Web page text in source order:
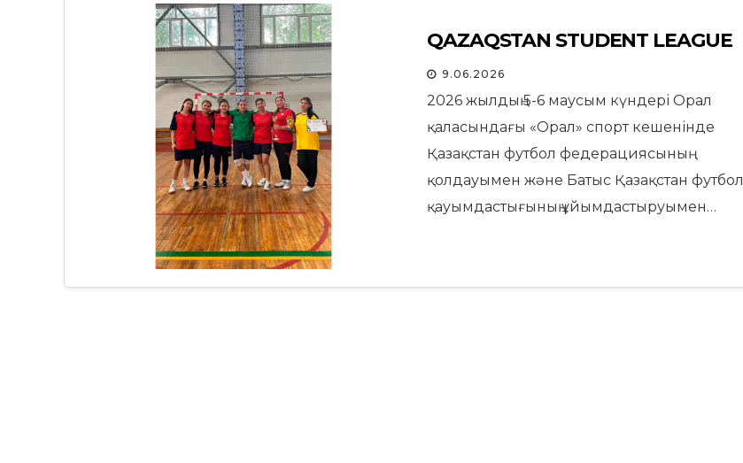
QAZAQSTAN STUDENT LEAGUE
9.06.2026
2026 жылдың 5-6 маусым күндері Орал
қаласындағы «Орал» спорт кешенінде
Қазақстан футбол федерациясының
қолдауымен және Батыс Қазақстан футбол
қауымдастығының ұйымдастыруымен…